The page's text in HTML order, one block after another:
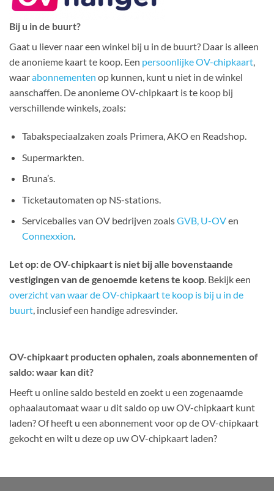
Bij u in de buurt?
Gaat u liever naar een winkel bij u in de buurt? Daar is alleen
de anonieme kaart te koop. Een persoonlijke OV-chipkaart,
waarabonnementen op kunnen, kunt u niet in de winkel
aanschaffen. De anonieme OV-chipkaart is te koop bij
verschillende winkels, zoals:
Tabakspeciaalzaken zoals Primera, AKO en Readshop.
Supermarkten.
Bruna’s.
Ticketautomaten op NS-stations.
Servicebalies van OV bedrijven zoalsGVB, U-OVen
Connexxion.
Let op: de OV-chipkaart is niet bij alle bovenstaande
vestigingen van de genoemde ketens te koop. Bekijk een
overzicht van waar de OV-chipkaart te koop is bij u in de
buurt, inclusief een handige adresvinder.
OV-chipkaart producten ophalen, zoals abonnementen of
saldo: waar kan dit?
Heeft u online saldo besteld en zoekt u een zogenaamde
ophaalautomaat waar u dit saldo op uw OV-chipkaart kunt
laden? Of heeft u een abonnement voor op de OV-chipkaart
gekocht en wilt u deze op uw OV-chipkaart laden?